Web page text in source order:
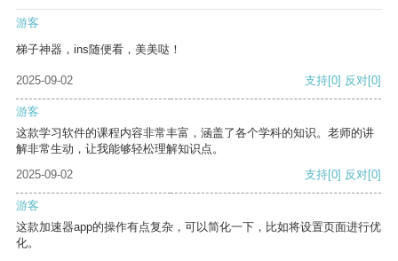
游客
梯子神器，ins随便看，美美哒！
2025-09-02 支持[0] 反对[0]
游客
这款学习软件的课程内容非常丰富，涵盖了各个学科的知识。老师的讲
解非常生动，让我能够轻松理解知识点。
2025-09-02
支持[0] 反对[0]
游客
这款加速器app的操作有点复杂，可以简化一下，比如将设置页面进行优
化。